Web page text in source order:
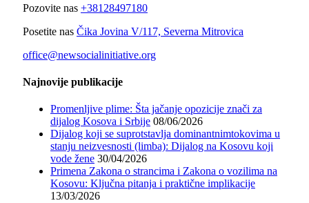
Pozovite nas +38128497180
Posetite nas Čika Jovina V/117, Severna Mitrovica
office@newsocialinitiative.org
Najnovije publikacije
Promenljive plime: Šta jačanje opozicije znači za
dijalog Kosova i Srbije 08/06/2026
Dijalog koji se suprotstavlja dominantnimtokovima u
stanju neizvesnosti (limba): Dijalog na Kosovu koji
vode žene 30/04/2026
Primena Zakona o strancima i Zakona o vozilima na
Kosovu: Ključna pitanja i praktične implikacije
13/03/2026